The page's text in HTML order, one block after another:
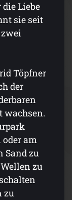
Liebe
sie seit
Töpfner
der
wachsen.
am
Sand zu
zu
zu